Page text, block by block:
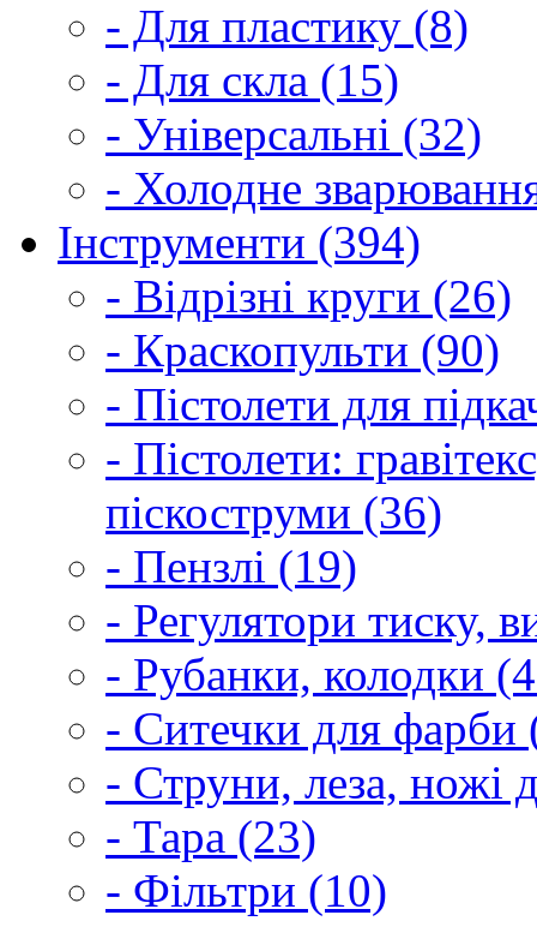
- Для пластику (8)
- Для скла (15)
- Універсальні (32)
- Холодне
Інструменти (394)
- Відрізні круги (26)
- Краскопульти (90)
- Пістолети для
- Пістолети:
піскоструми (36)
- Пензлі (19)
- Регулятори тиску,
- Рубанки, колодки
- Ситечки для фарби
- Струни, леза, ножі
- Тара (23)
- Фільтри (10)